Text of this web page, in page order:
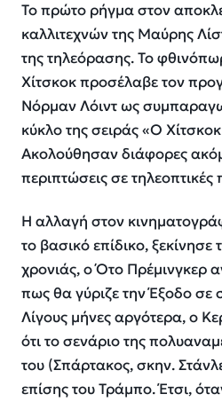
Το πρώτο ρήγμα στον
καλλιτεχνών της Μαύρης
της τηλεόρασης. Το
Χίτσκοκ προσέλαβε τον
Νόρμαν Λόιντ ως
κύκλο της σειράς «Ο
Ακολούθησαν διάφορες
περιπτώσεις σε
Η αλλαγή στον
το βασικό επίδικο, ξεκίνησε
χρονιάς, ο Ότο Πρέμινγκερ
πως θα γύριζε την Έξοδο σε
Λίγους μήνες αργότερα, ο
ότι το σενάριο της
του (Σπάρτακος, σκην.
επίσης του Τράμπο. Έτσι,